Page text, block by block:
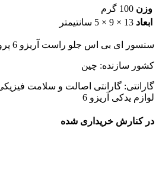
وزن 100 گرم
ابعاد 13 × 9 × 5 سانتیمتر
سنسور ای بی اس جلو راست آریزو 6 پرو
کشور سازنده: چین
گارانتی: گارانتی اصالت و سلامت
لوازم یدکی آریزو 6
در کنارش خریداری شده